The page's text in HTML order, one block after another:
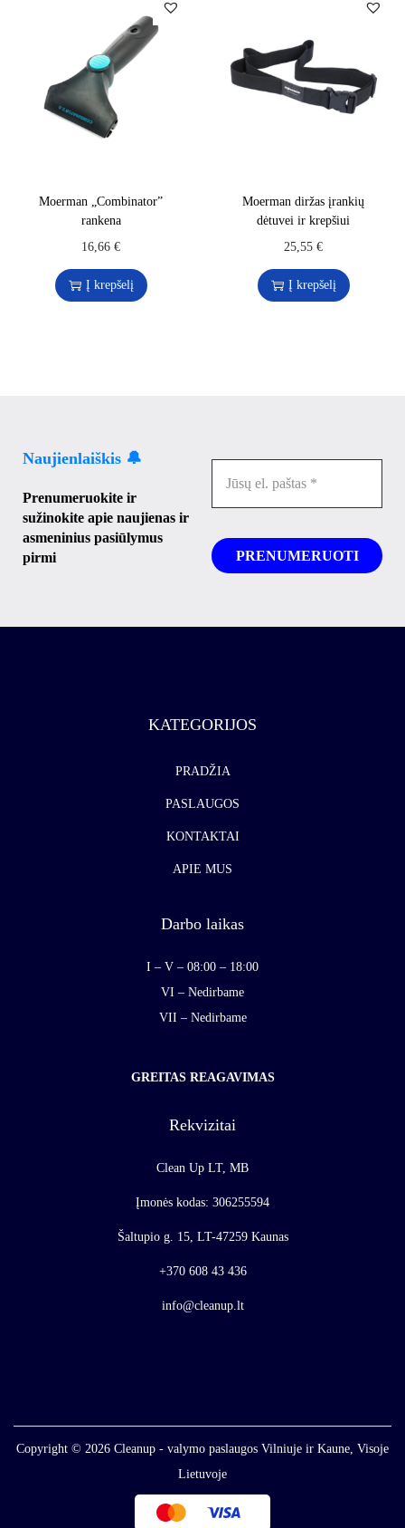
Moerman „Combinator”
rankena
16,66€
Į krepšelį
Moerman diržas įrankių
dėtuvei ir krepšiui
25,55€
Į krepšelį
Naujienlaiškis 🔔
Prenumeruokite ir
sužinokite apie naujienas ir
asmeninius pasiūlymus
pirmi
KATEGORIJOS
PRADŽIA
PASLAUGOS
KONTAKTAI
APIE MUS
Darbo laikas
I – V – 08:00 – 18:00
VI – Nedirbame
VII – Nedirbame
GREITAS REAGAVIMAS
Rekvizitai
Clean Up LT, MB
Įmonės kodas: 306255594
Šaltupio g. 15, LT-47259 Kaunas
+370 608 43 436
info@cleanup.lt
Copyright © 2026 Cleanup - valymo paslaugos Vilniuje ir Kaune, Visoje
Lietuvoje